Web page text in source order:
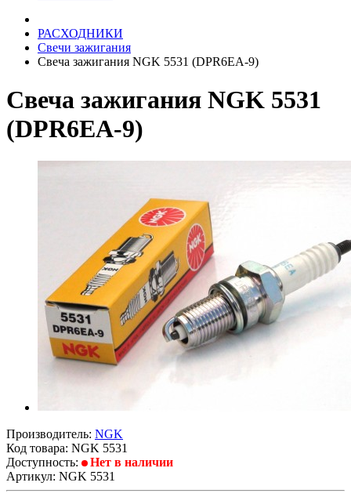
РАСХОДНИКИ
Свечи зажигания
Свеча зажигания NGK 5531 (DPR6EA-9)
Свеча зажигания NGK 5531
(DPR6EA-9)
Производитель: NGK
Код товара: NGK 5531
Доступность:
Нет в наличии
Артикул: NGK 5531